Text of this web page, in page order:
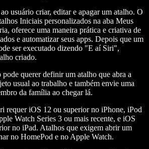
usuário criar, editar e apagar um atalho. O
Iniciais personalizados na aba Meus
oferece uma maneira prática e criativa de
e automatizar seus apps. Depois que um
ser executado dizendo "E aí Siri",
criado.
querer definir um atalho que abra a
usual ao trabalho e também envie uma
da família ao chegar lá.
requer iOS 12 ou superior no iPhone, iPod
Watch Series 3 ou mais recente, e iOS
no iPad. Atalhos que exigem abrir um
no HomePod e no Apple Watch.